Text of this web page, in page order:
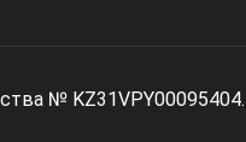
№ KZ31VPY00095404.